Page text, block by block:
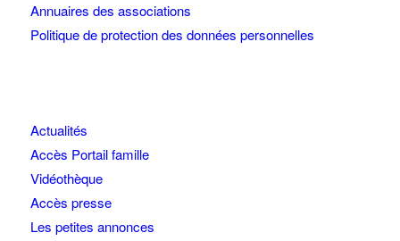
Annuaires des associations
Politique de protection des données personnelles
Actualités
Accès Portail famille
Vidéothèque
Accès presse
Les petites annonces